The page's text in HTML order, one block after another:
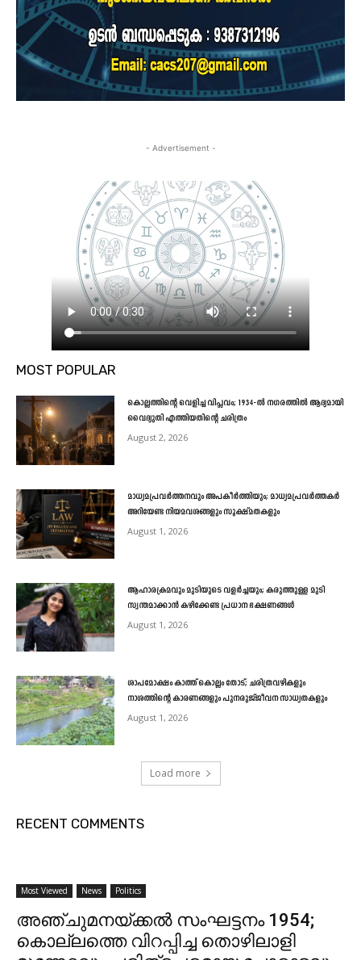
- Advertisement -
MOST POPULAR
കൊല്ലത്തിന്റെ വെളിച്ച വിപ്ലവം; 1934-ൽ നഗരത്തിൽ ആദ്യമായി
വൈദ്യുതി എത്തിയതിന്റെ ചരിത്രം
August 2, 2026
മാധ്യമപ്രവർത്തനവും അപകീർത്തിയും; മാധ്യമപ്രവർത്തകർ
അറിയേണ്ട നിയമവശങ്ങളും സൂക്ഷ്മതകളും
August 1, 2026
ആഹാരക്രമവും മുടിയുടെ വളർച്ചയും; കരുത്തുള്ള മുടി
സ്വന്തമാക്കാൻ കഴിക്കേണ്ട പ്രധാന ഭക്ഷണങ്ങൾ
August 1, 2026
ശാപമോക്ഷം കാത്ത് കൊല്ലം തോട്; ചരിത്രവഴികളും
നാശത്തിന്റെ കാരണങ്ങളും പുനരുജ്ജീവന സാധ്യതകളും
August 1, 2026
Load more
RECENT COMMENTS